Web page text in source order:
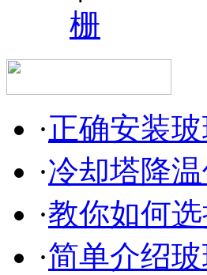
栅
·正确安装
·冷却塔降
·教你如何
·简单介绍